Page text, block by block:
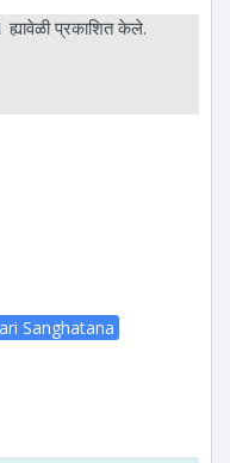
प्रकाशित केले.
Sanghatana